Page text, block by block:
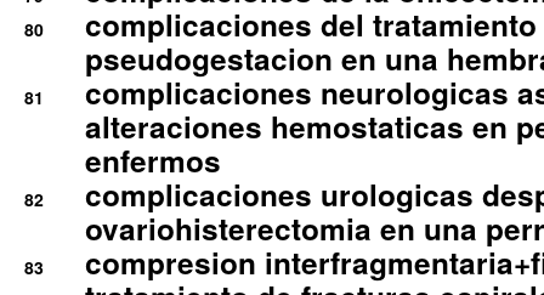
80
complicaciones del
pseudogestacion en una
81
complicaciones neurologicas
alteraciones hemostaticas en
enfermos
82
complicaciones urologicas
ovariohisterectomia en una
83
compresion